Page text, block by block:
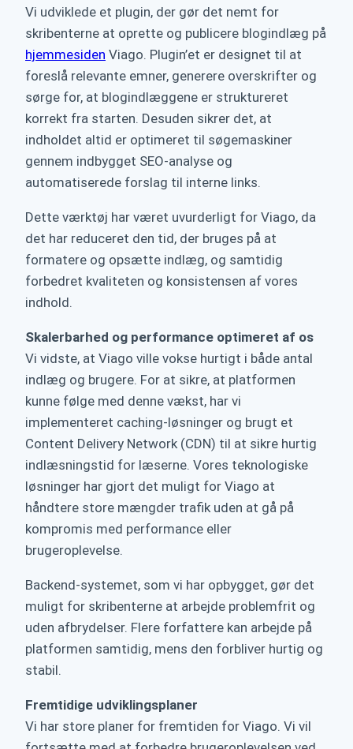
Vi udviklede et plugin, der gør det nemt for
skribenterne at oprette og publicere blogindlæg på
hjemmesiden Viago. Plugin’et er designet til at
foreslå relevante emner, generere overskrifter og
sørge for, at blogindlæggene er struktureret
korrekt fra starten. Desuden sikrer det, at
indholdet altid er optimeret til søgemaskiner
gennem indbygget SEO-analyse og
automatiserede forslag til interne links.
Dette værktøj har været uvurderligt for Viago, da
det har reduceret den tid, der bruges på at
formatere og opsætte indlæg, og samtidig
forbedret kvaliteten og konsistensen af vores
indhold.
Skalerbarhed og performance optimeret af os
Vi vidste, at Viago ville vokse hurtigt i både antal
indlæg og brugere. For at sikre, at platformen
kunne følge med denne vækst, har vi
implementeret caching-løsninger og brugt et
Content Delivery Network (CDN) til at sikre hurtig
indlæsningstid for læserne. Vores teknologiske
løsninger har gjort det muligt for Viago at
håndtere store mængder trafik uden at gå på
kompromis med performance eller
brugeroplevelse.
Backend-systemet, som vi har opbygget, gør det
muligt for skribenterne at arbejde problemfrit og
uden afbrydelser. Flere forfattere kan arbejde på
platformen samtidig, mens den forbliver hurtig og
stabil.
Fremtidige udviklingsplaner
Vi har store planer for fremtiden for Viago. Vi vil